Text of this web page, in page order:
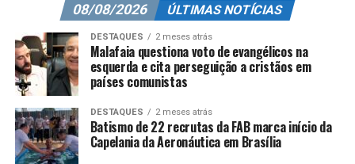
08/08/2026 ÚLTIMAS NOTÍCIAS
DESTAQUES 2 meses atrás
Malafaia questiona voto de evangélicos na
esquerda e cita perseguição a cristãos em
países comunistas
DESTAQUES 2 meses atrás
Batismo de 22 recrutas da FAB marca início da
Capelania da Aeronáutica em Brasília